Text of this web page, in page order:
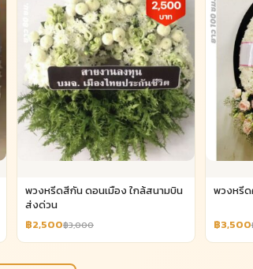
พวงหรีดสีกัน ดอนเมือง ใกล้สนามบิน
ส่งด่วน
฿2,500฿3,000
พวงหรี
฿3,500